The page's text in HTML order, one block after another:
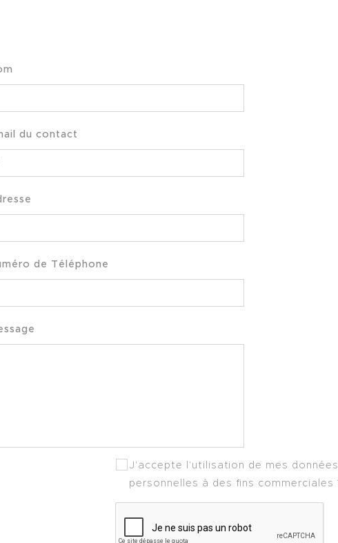
du contact
de Téléphone
J'accepte l'utilisation de mes données
personnelles à des fins commerciales